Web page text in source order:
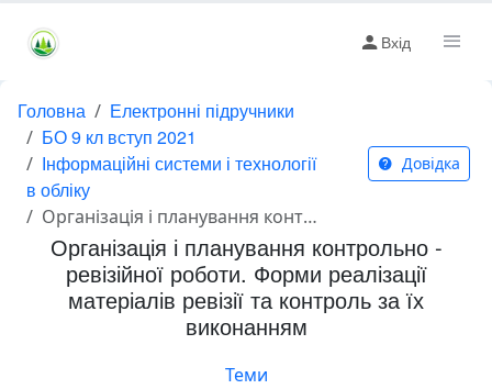
Вхід
Головна
Електронні підручники
БО 9 кл вступ 2021
Інформаційні системи і технології
в обліку
Організація і планування контрольно - ревізійної роботи. Форми реалізації матеріалів ревізії та контроль за їх виконанням
Довідка
Організація і планування контрольно -
ревізійної роботи. Форми реалізації
матеріалів ревізії та контроль за їх
виконанням
Теми